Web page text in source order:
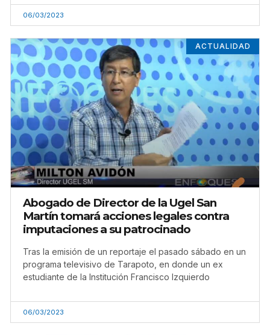
06/03/2023
ACTUALIDAD
Abogado de Director de la Ugel San
Martín tomará acciones legales contra
imputaciones a su patrocinado
Tras la emisión de un reportaje el pasado sábado en un
programa televisivo de Tarapoto, en donde un ex
estudiante de la Institución Francisco Izquierdo
06/03/2023